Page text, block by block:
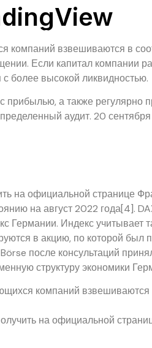
Our Portfolio
компаний взвешиваются в
Если капитал компании
более высокой ликвидностью.
а также регулярно
аудит. 20
на официальной странице
на август 2022 года[4].
Германии. Индекс учитывает
в акцию, по которой был
после консультаций
структуру экономики
компаний взвешиваются
на официальной